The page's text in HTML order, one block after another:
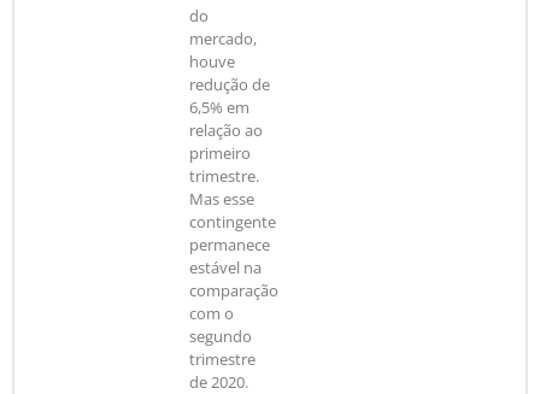
do
mercado,
houve
redução de
6,5% em
relação ao
primeiro
trimestre.
Mas esse
contingente
permanece
estável na
comparação
com o
segundo
trimestre
de 2020.